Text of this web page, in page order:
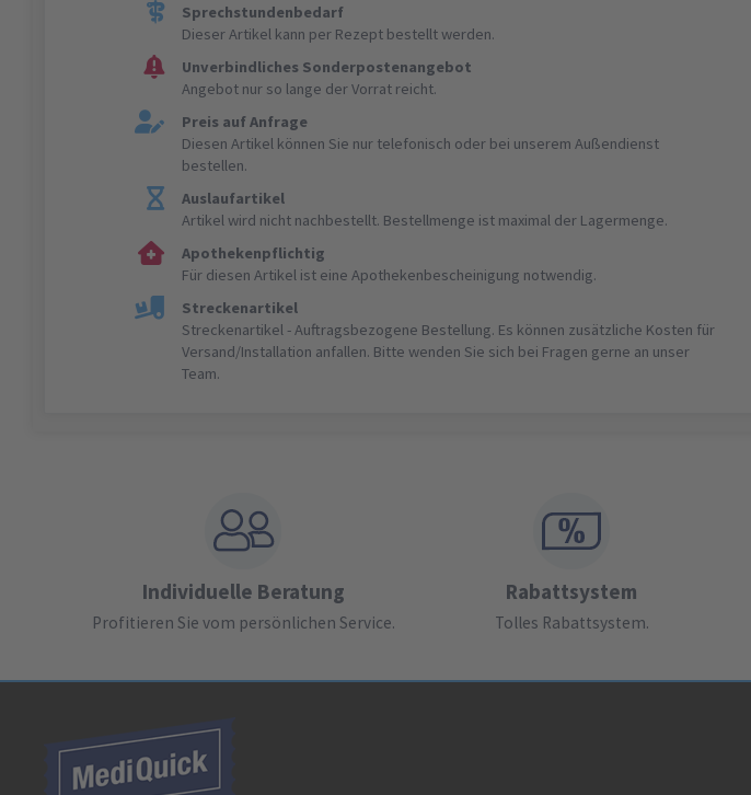
Sprechstundenbedarf
Dieser Artikel kann per Rezept bestellt werden.
Unverbindliches Sonderpostenangebot
Angebot nur so lange der Vorrat reicht.
Preis auf Anfrage
Diesen Artikel können Sie nur telefonisch oder bei unserem Außendienst
bestellen.
Auslaufartikel
Artikel wird nicht nachbestellt. Bestellmenge ist maximal der Lagermenge.
Apothekenpflichtig
Für diesen Artikel ist eine Apothekenbescheinigung notwendig.
Streckenartikel
Streckenartikel - Auftragsbezogene Bestellung. Es können zusätzliche Kosten für
Versand/Installation anfallen. Bitte wenden Sie sich bei Fragen gerne an unser
Team.
Individuelle Beratung
Profitieren Sie vom persönlichen Service.
Rabattsystem
Tolles Rabattsystem.